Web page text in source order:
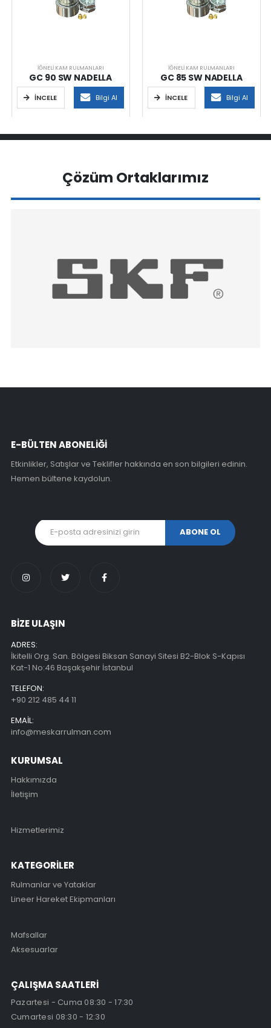
İĞNELI KAM RULMANLARI
GC 90 SW NADELLA
İNCELE Bilgi Al
İĞNELI KAM RULMANLARI
GC 85 SW NADELLA
İNCELE Bilgi Al
Çözüm Ortaklarımız
E-BÜLTEN ABONELİĞİ
Etkinlikler, Satışlar ve Teklifler hakkında en son bilgileri edinin.
Hemen bültene kaydolun.
BİZE ULAŞIN
ADRES:
İkitelli Org. San. Bölgesi Biksan Sanayi Sitesi B2-Blok S-Kapısı
Kat-1 No:46 Başakşehir İstanbul
TELEFON:
+90 212 485 44 11
EMAIL:
info@meskarrulman.com
KURUMSAL
Hakkımızda
İletişim
Hizmetlerimiz
KATEGORİLER
Rulmanlar ve Yataklar
Lineer Hareket Ekipmanları
Mafsallar
Aksesuarlar
ÇALIŞMA SAATLERİ
Pazartesi - Cuma 08:30 - 17:30
Cumartesi 08:30 - 12:30